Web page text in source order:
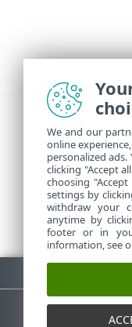
We and our
online
personalized
clicking "Accept
choosing
settings by
withdraw your
anytime by
footer or in
information, see